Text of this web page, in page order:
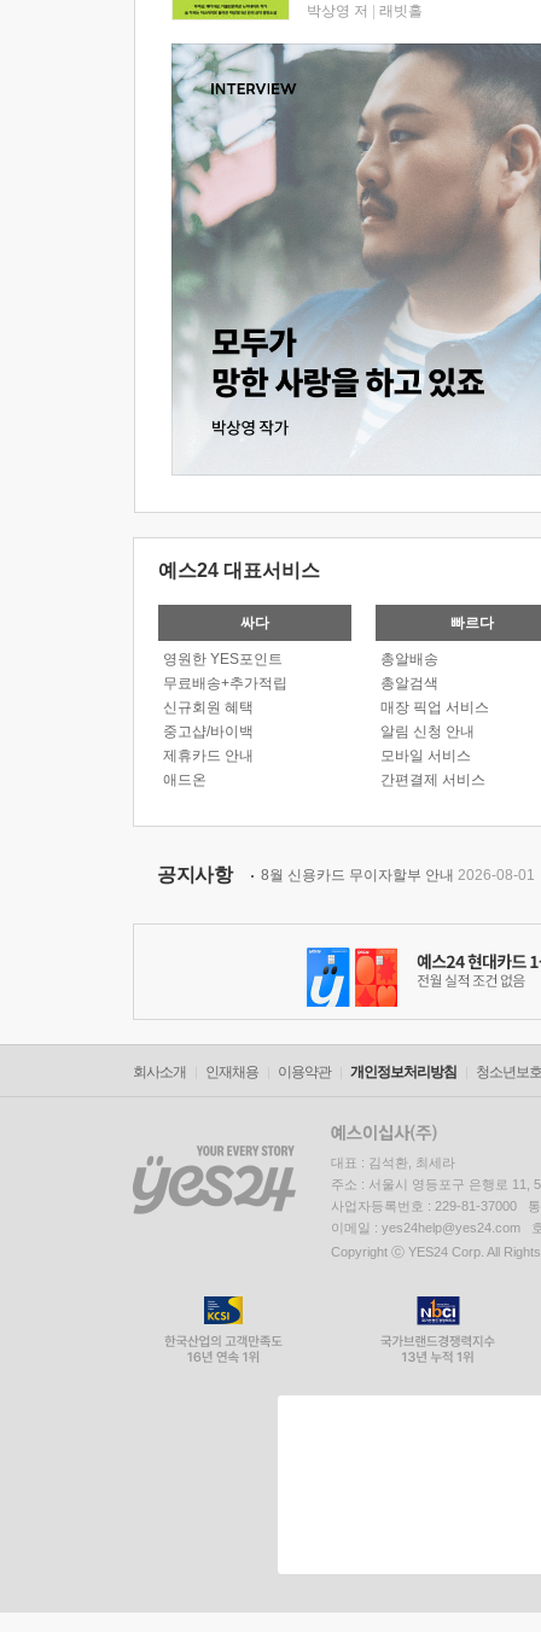
박상영 저 래빗홀
예스24 대표서비스
싸다
영원한 YES포인트
무료배송+추가적립
신규회원 혜택
중고샵/바이백
제휴카드 안내
애드온
빠르다
총알배송
총알검색
매장 픽업 서비스
알림 신청 안내
모바일 서비스
간편결제 서비스
공지사항 8월 신용카드 무이자할부 안내 2026-08-01
회사소개 인재채용 이용약관 개인정보처리방침 청소년보
대표 : 김석환, 최세라
주소 : 서울시 영등포구 은행로 11,
사업자등록번호 : 229-81-37000
이메일 : yes24help@yes24.com
Copyright ⓒ YES24 Corp. All